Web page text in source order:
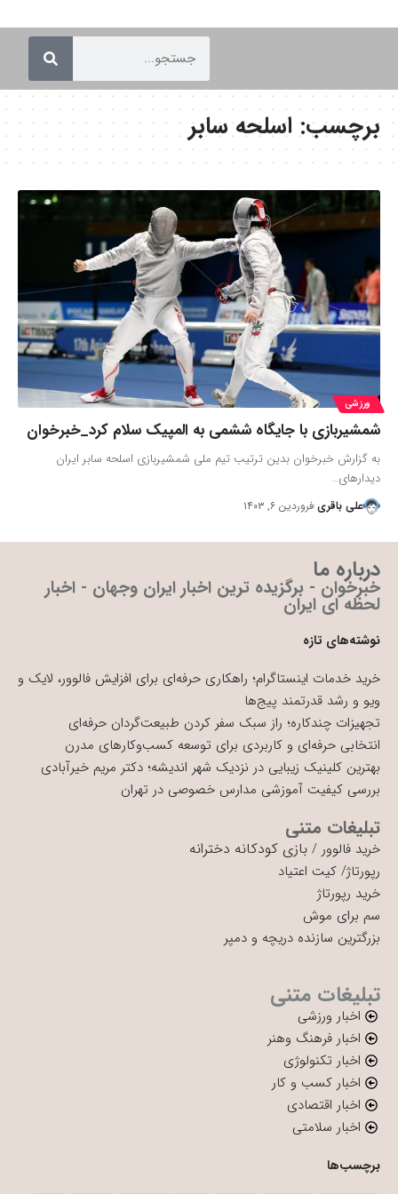
برچسب:اسلحه سابر
ورزشی
شمشیربازی با جایگاه ششمی به المپیک سلام کرد_خبرخوان
به گزارش خبرخوان بدین ترتیب تیم ملی شمشیربازی اسلحه سابر ایران
دیدارهای…
علی باقری فروردین ۶, ۱۴۰۳
درباره ما
خبرخوان - برگزیده ترین اخبار ایران وجهان - اخبار
لحظه ای ایران
نوشته‌های تازه
خرید خدمات اینستاگرام؛ راهکاری حرفه‌ای برای افزایش فالوور، لایک و
ویو و رشد قدرتمند پیج‌ها
تجهیزات چندکاره؛ راز سبک سفر کردن طبیعت‌گردان حرفه‌ای
انتخابی حرفه‌ای و کاربردی برای توسعه کسب‌وکارهای مدرن
بهترین کلینیک زیبایی در نزدیک شهر اندیشه؛ دکتر مریم خیرآبادی
بررسی کیفیت آموزشی مدارس خصوصی در تهران
تبلیغات متنی
خرید فالوور / بازی کودکانه دخترانه
رپورتاژ/ کیت اعتیاد
خرید رپورتاژ
سم برای موش
بزرگترین سازنده دریچه و دمپر
تبلیغات متنی
اخبار ورزشی
اخبار فرهنگ وهنر
اخبار تکنولوژی
اخبار کسب و کار
اخبار اقتصادی
اخبار سلامتی
برچسب‌ها